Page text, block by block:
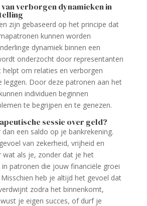
verborgen dynamieken in
zijn gebaseerd op het principe dat
kunnen worden
dynamiek binnen een
onderzocht door representanten
om relaties en verborgen
Door deze patronen aan het
individuen beginnen
te begrijpen en te genezen.
sessie over geld?
dan een saldo op je bankrekening.
van zekerheid, vrijheid en
wat als je, zonder dat je het
patronen die jouw financiële groei
heb je altijd het gevoel dat
zodra het binnenkomt,
je eigen succes, of durf je